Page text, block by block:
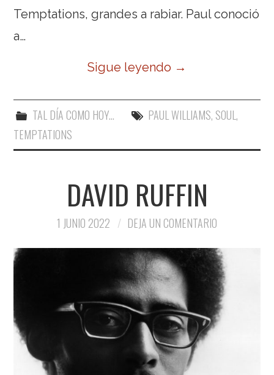
Temptations, grandes a rabiar. Paul conoció
a…
Sigue leyendo →
TAL DÍA COMO HOY... PAUL WILLIAMS, SOUL,
TEMPTATIONS
DAVID RUFFIN
1 JUNIO 2022 DEJA UN COMENTARIO